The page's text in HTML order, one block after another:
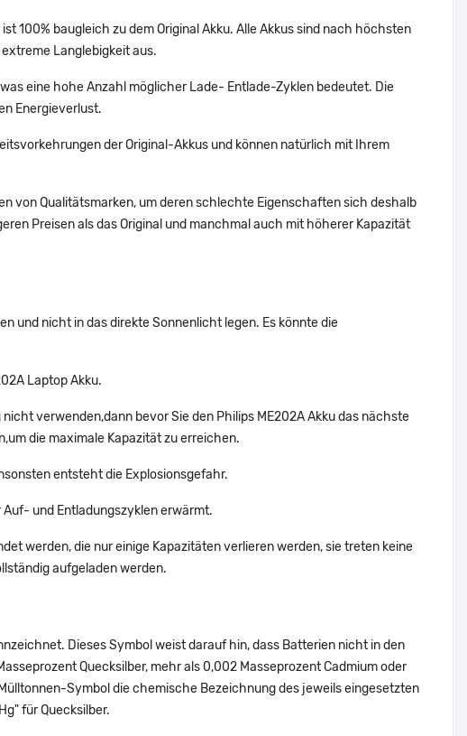
100% baugleich zu dem Original Akku. Alle Akkus sind nach höchsten
Langlebigkeit aus.
eine hohe Anzahl möglicher Lade- Entlade-Zyklen bedeutet. Die
Energieverlust.
der Original-Akkus und können natürlich mit Ihrem
von Qualitätsmarken, um deren schlechte Eigenschaften sich deshalb
Preisen als das Original und manchmal auch mit höherer Kapazität
und nicht in das direkte Sonnenlicht legen. Es könnte die
Laptop Akku.
nicht verwenden,dann bevor Sie den Philips ME202A Akku das nächste
die maximale Kapazität zu erreichen.
entsteht die Explosionsgefahr.
und Entladungszyklen erwärmt.
werden, die nur einige Kapazitäten verlieren werden, sie treten keine
aufgeladen werden.
Dieses Symbol weist darauf hin, dass Batterien nicht in den
Quecksilber, mehr als 0,002 Masseprozent Cadmium oder
Symbol die chemische Bezeichnung des jeweils eingesetzten
für Quecksilber.